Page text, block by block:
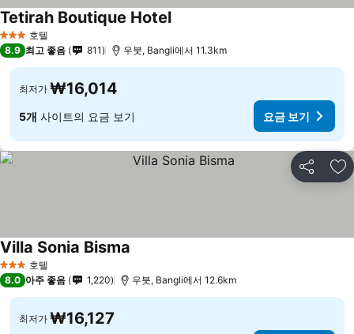
3 성급 호텔
Tetirah Boutique Hotel
8.9 최고 좋음 811 우붓, Bangli에서 11.3km
최저가 ₩16,014
5개 사이트의 요금 보기 요금 보기
공유 즐
3 성급 호텔
Villa Sonia Bisma
8.0 아주 좋음 1,220 우붓, Bangli에서 12.6km
최저가 ₩16,127